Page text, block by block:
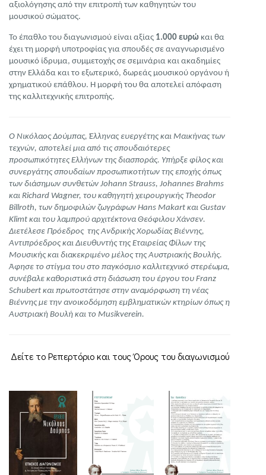
αξιολόγησης από την επιτροπή των καθηγητών του
μουσικού σώματος.
Το έπαθλο του διαγωνισμού είναι αξίας 1.000 ευρώ και θα
έχει τη μορφή υποτροφίας για σπουδές σε αναγνωρισμένο
μουσικό ίδρυμα, συμμετοχής σε σεμινάρια και ακαδημίες
στην Ελλάδα και το εξωτερικό, δωρεάς μουσικού οργάνου ή
χρηματικού επάθλου. Η μορφή του θα αποτελεί απόφαση
της καλλιτεχνικής επιτροπής.
Ο Νικόλαος Δούμπας, Έλληνας ευεργέτης και Μαικήνας των
τεχνών, αποτελεί μια από τις σπουδαιότερες
προσωπικότητες Ελλήνων της διασποράς. Υπήρξε φίλος και
συνεργάτης σπουδαίων προσωπικοτήτων της εποχής όπως
των διάσημων συνθετών Johann Strauss, Johannes Brahms
και Richard Wagner, του καθηγητή χειρουργικής Theodor
Billroth, των δημοφιλών ζωγράφων Hans Makart και Gustav
Klimt και του λαμπρού αρχιτέκτονα Θεόφιλου Χάνσεν.
Διετέλεσε Πρόεδρος της Ανδρικής Χορωδίας Βιέννης,
Αντιπρόεδρος και Διευθυντής της Εταιρείας Φίλων της
Μουσικής και διακεκριμένο μέλος της Αυστριακής Βουλής.
Άφησε το στίγμα του στο παγκόσμιο καλλιτεχνικό στερέωμα,
συνέβαλε καθοριστικά στη διάσωση του έργου του Franz
Schubert και πρωτοστάτησε στην αναμόρφωση τη νέας
Βιέννης με την ανοικοδόμηση εμβληματικών κτηρίων όπως η
Αυστριακή Βουλή και το Musikverein.
Δείτε το Ρεπερτόριο και τους Όρους του διαγωνισμού